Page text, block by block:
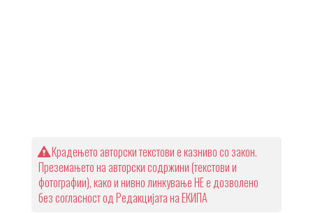
Крадењето авторски текстови е казниво со закон.
Преземањето на авторски содржини (текстови и
фотографии), како и нивно линкување НЕ е дозволено
без согласност од Редакцијата на ЕКИПА